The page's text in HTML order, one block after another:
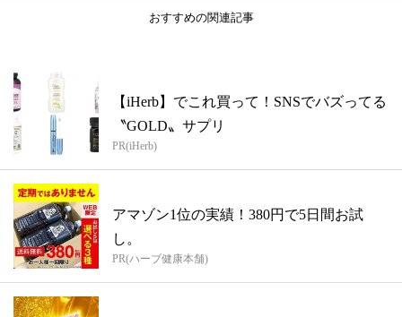
おすすめの関連記事
【iHerb】でこれ買って！SNSでバズってる
〝GOLD〟サプリ
PR(iHerb)
アマゾン1位の実績！380円で5日間お試
し。
PR(ハーブ健康本舗)